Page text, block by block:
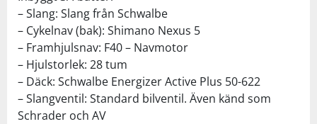
– Slang: Slang från Schwalbe
– Cykelnav (bak): Shimano Nexus 5
– Framhjulsnav: F40 – Navmotor
– Hjulstorlek: 28 tum
– Däck: Schwalbe Energizer Active Plus 50-622
– Slangventil: Standard bilventil. Även känd som
Schrader och AV